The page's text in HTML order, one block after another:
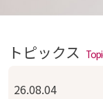
トピックス
26.08.04